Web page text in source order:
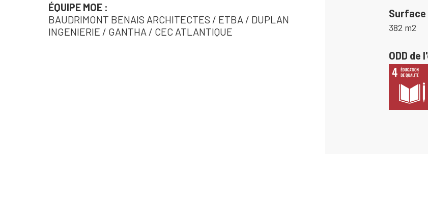
ÉQUIPE MOE :
BAUDRIMONT BENAIS ARCHITECTES / ETBA / DUPLAN
INGENIERIE / GANTHA / CEC ATLANTIQUE
Surface
382 m2
ODD de